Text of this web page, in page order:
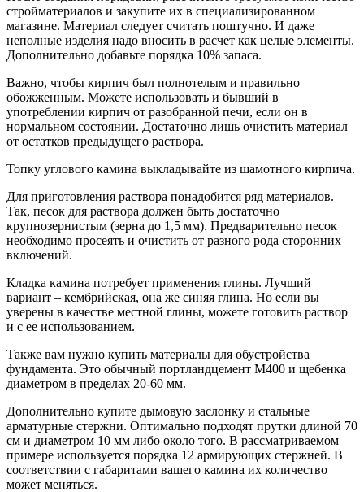
стройматериалов и закупите их в специализированном
магазине. Материал следует считать поштучно. И даже
неполные изделия надо вносить в расчет как целые элементы.
Дополнительно добавьте порядка 10% запаса.
Важно, чтобы кирпич был полнотелым и правильно
обожженным. Можете использовать и бывший в
употреблении кирпич от разобранной печи, если он в
нормальном состоянии. Достаточно лишь очистить материал
от остатков предыдущего раствора.
Топку углового камина выкладывайте из шамотного кирпича.
Для приготовления раствора понадобится ряд материалов.
Так, песок для раствора должен быть достаточно
крупнозернистым (зерна до 1,5 мм). Предварительно песок
необходимо просеять и очистить от разного рода сторонних
включений.
Кладка камина потребует применения глины. Лучший
вариант – кембрийская, она же синяя глина. Но если вы
уверены в качестве местной глины, можете готовить раствор
и с ее использованием.
Также вам нужно купить материалы для обустройства
фундамента. Это обычный портландцемент М400 и щебенка
диаметром в пределах 20-60 мм.
Дополнительно купите дымовую заслонку и стальные
арматурные стержни. Оптимально подходят прутки длиной 70
см и диаметром 10 мм либо около того. В рассматриваемом
примере используется порядка 12 армирующих стержней. В
соответствии с габаритами вашего камина их количество
может меняться.